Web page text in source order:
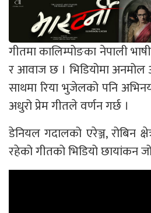
गीतमा कालिम्पोङका नेपाली
र आवाज छ । भिडियोमा
साथमा रिया भुजेलको पनि
अधुरो प्रेम गीतले वर्णन गर्छ ।
डेनियल गदालको एरेञ्ज, रोबिन
रहेको गीतको भिडियो छायांकन